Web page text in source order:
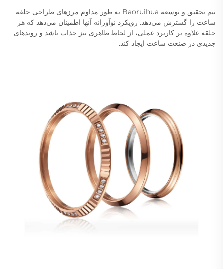
تیم تحقیق و توسعه Baoruihua به طور مداوم مرزهای طراحی حلقه
ساعت را گسترش می‌دهد. رویکرد نوآورانه آنها اطمینان می‌دهد که هر
حلقه علاوه بر کاربرد عملی، از لحاظ ظاهری نیز جذاب باشد و روندهای
جدیدی در صنعت ساعت ایجاد کند.